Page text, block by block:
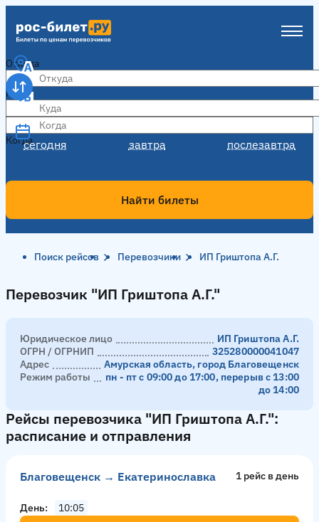
Откуда
Куда
Когда
сегодня завтра послезавтра
Когда
Найти билеты
Поиск рейсов Перевозчики ИП Гриштопа А.Г.
Перевозчик "ИП Гриштопа А.Г."
Перевозчик "ИП Гриштопа А.Г."
Юридическое лицо
ИП Гриштопа А.Г.
ОГРН / ОГРНИП
325280000041047
Адрес
Амурская область, город Благовещенск
Режим работы
пн - пт с 09:00 до 17:00, перерыв с 13:00
до 14:00
Рейсы перевозчика "ИП Гриштопа А.Г.":
расписание и отправления
Благовещенск → Екатеринославка 1 рейс в день
День
10:05